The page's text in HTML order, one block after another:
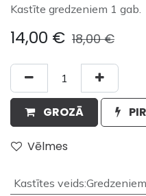
Kastīte gredzeniem 1 gab.
14,00 € 18,00€
GROZĀ
Vēlmes
Kastītes veids:Gredzeniem